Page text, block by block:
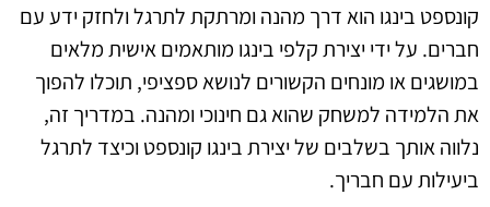
קונספט בינגו הוא דרך מהנה ומרתקת לתרגל ולחזק ידע עם
חברים. על ידי יצירת קלפי בינגו מותאמים אישית מלאים
במושגים או מונחים הקשורים לנושא ספציפי, תוכלו להפוך
את הלמידה למשחק שהוא גם חינוכי ומהנה. במדריך זה,
נלווה אותך בשלבים של יצירת בינגו קונספט וכיצד לתרגל
ביעילות עם חבריך.